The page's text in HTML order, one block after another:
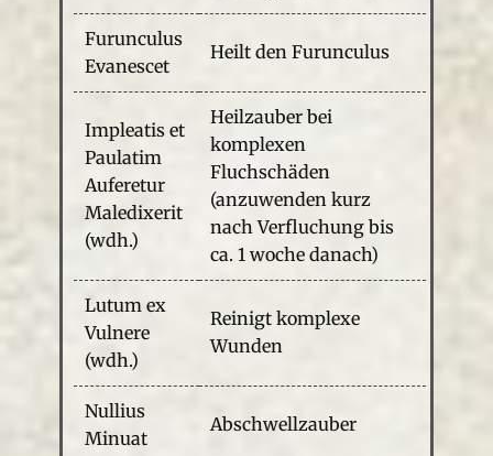
Furunculus
Evanescet
Heilt den Furunculus
Impleatis et
Paulatim
Auferetur
Maledixerit
(wdh.)
Heilzauber bei
komplexen
Fluchschäden
(anzuwenden kurz
nach Verfluchung bis
ca. 1 woche danach)
Lutum ex
Vulnere
(wdh.)
Reinigt komplexe
Wunden
Nullius
Minuat
Abschwellzauber